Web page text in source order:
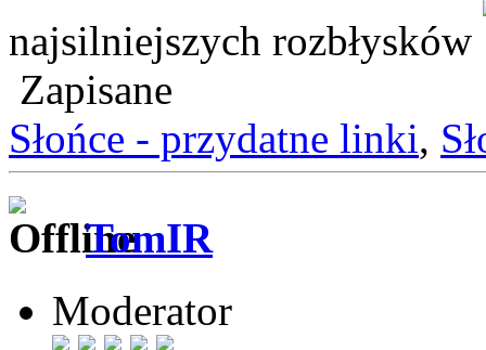
najsilniejszych rozbłysków
Zapisane
Słońce - przydatne linki,
TomIR
Moderator